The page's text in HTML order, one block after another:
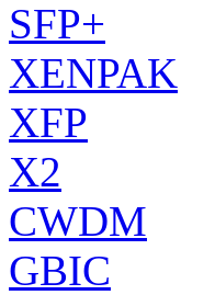
SFP+
XENPAK
XFP
X2
CWDM
GBIC